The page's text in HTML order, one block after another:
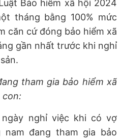
Bảo hiểm xã hội 2024
tháng bằng 100% mức
căn cứ đóng bảo hiểm xã
gần nhất trước khi nghỉ
tham gia bảo hiểm xã
con:
nghỉ việc khi có vợ
đang tham gia bảo